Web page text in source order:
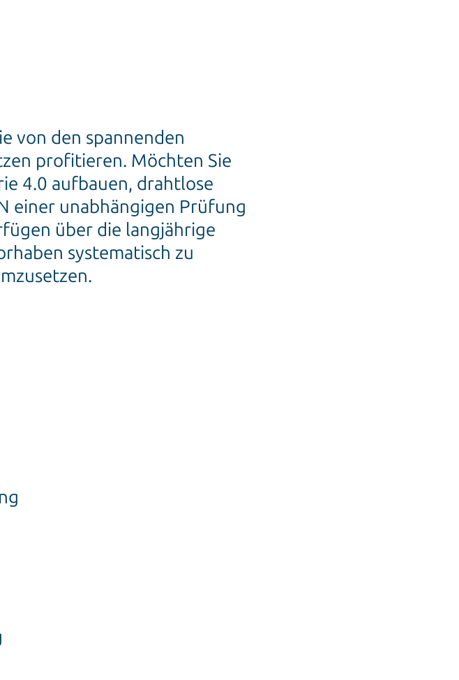
von den spannenden
profitieren. Möchten Sie
4.0 aufbauen, drahtlose
einer unabhängigen Prüfung
über die langjährige
systematisch zu